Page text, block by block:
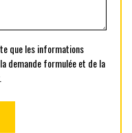
que les informations
demande formulée et de la